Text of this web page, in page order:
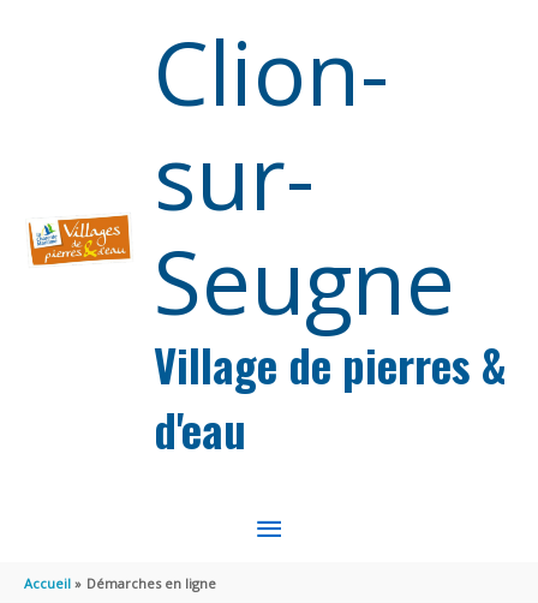
Clion-
sur-
Seugne
Village de pierres &
d'eau
MENU
Accueil Démarches en ligne